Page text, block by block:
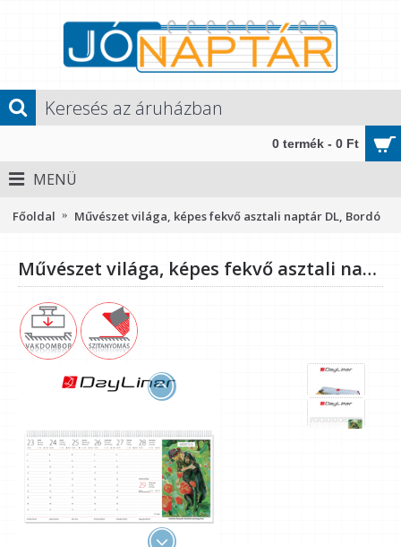
0 termék - 0 Ft
MENÜ
Főoldal Művészet világa, képes fekvő asztali naptár DL, Bordó
Művészet világa, képes fekvő asztali naptár DL, Bordó